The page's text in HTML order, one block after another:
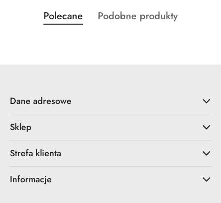
Pomiń karuzelę produktów
Produkty
o
Polecane
Produkty
Podobne produkty
Dane adresowe
Sklep
Strefa klienta
Informacje